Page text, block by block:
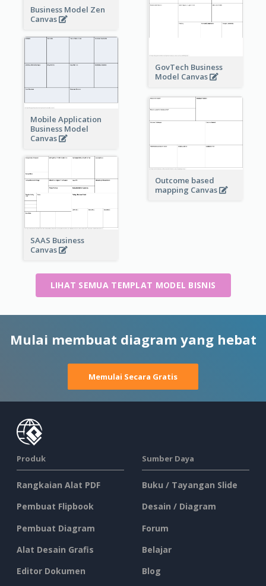
Business Model Zen
Canvas
GovTech Business
Model Canvas
Mobile Application
Business Model
Canvas
Outcome based
mapping Canvas
SAAS Business
Canvas
LIHAT SEMUA TEMPLAT MODEL BISNIS
Mulai membuat diagram yang hebat
Memulai Secara Gratis
Produk
Rangkaian Alat PDF
Pembuat Flipbook
Pembuat Diagram
Alat Desain Grafis
Editor Dokumen
Sumber Daya
Buku / Tayangan Slide
Desain / Diagram
Forum
Belajar
Blog